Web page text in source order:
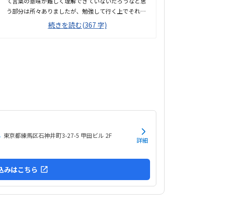
う部分は所々ありましたが、勉強して行く上でそれも
理解していくだろうと思います。子どものペースで続
けていけそうだなと思いました。他の習い事が近く毎
のことを褒めてくださり、やる気に繋がるなと大変嬉
続きを読む(367 字)
東京都練馬区石神井町3-27-5 甲田ビル 2F
詳細
みはこちら